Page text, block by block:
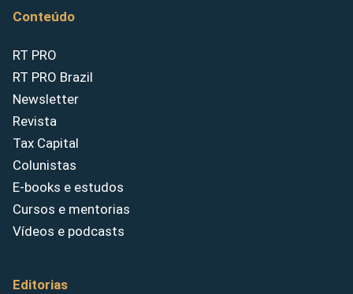
Conteúdo
RT PRO
RT PRO Brazil
Newsletter
Revista
Tax Capital
Colunistas
E-books e estudos
Cursos e mentorias
Vídeos e podcasts
Editorias